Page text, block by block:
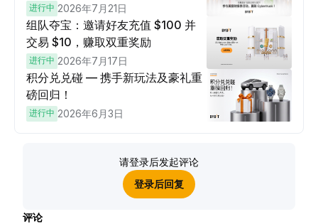
进行中 2026年7月21日
组队夺宝：邀请好友充值 $100 并
交易 $10，赚取双重奖励
进行中 2026年7月17日
积分兑兑碰 — 携手新玩法及豪礼重
磅回归！
进行中 2026年6月3日
请登录后发起评论
登录后回复
评论